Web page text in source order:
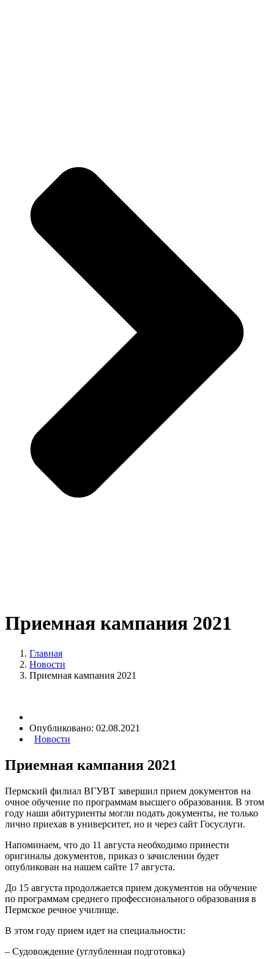
Приемная кампания 2021
Главная
Новости
Приемная кампания 2021
Опубликовано: 02.08.2021
Новости
Приемная кампания 2021
Пермский филиал ВГУВТ завершил прием документов на
очное обучение по программам высшего образования. В этом
году наши абитуриенты могли подать документы, не только
лично приехав в университет, но и через сайт Госуслуги.
Напоминаем, что до 11 августа необходимо принести
оригиналы документов, приказ о зачислении будет
опубликован на нашем сайте 17 августа.
До 15 августа продолжается прием документов на обучение
по программам среднего профессионального образования в
Пермское речное училище.
В этом году прием идет на специальности:
– Судовождение (углубленная подготовка)